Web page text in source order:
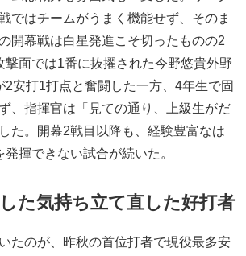
ではチームがうまく機能せず、そのま
開幕戦は白星発進こそ切ったものの2
撃面では1番に抜擢された今野悠貴外野
2安打1打点と奮闘した一方、4年生で固
、指揮官は「見ての通り、上級生がだ
た。開幕2戦目以降も、経験豊富なは
揮できない試合が続いた。
した気持ち立て直した好打者
たのが、昨秋の首位打者で現役最多安